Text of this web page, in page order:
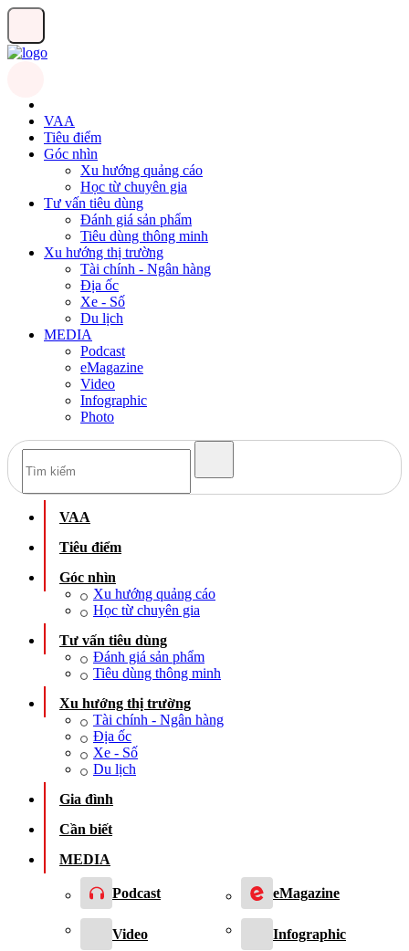
VAA
Tiêu điểm
Góc nhìn
Xu hướng quảng cáo
Học từ chuyên gia
Tư vấn tiêu dùng
Đánh giá sản phẩm
Tiêu dùng thông minh
Xu hướng thị trường
Tài chính - Ngân hàng
Địa ốc
Xe - Số
Du lịch
MEDIA
Podcast
eMagazine
Video
Infographic
Photo
VAA
Tiêu điểm
Góc nhìn
Xu hướng quảng cáo
Học từ chuyên gia
Tư vấn tiêu dùng
Đánh giá sản phẩm
Tiêu dùng thông minh
Xu hướng thị trường
Tài chính - Ngân hàng
Địa ốc
Xe - Số
Du lịch
Gia đình
Cần biết
MEDIA
Podcast eMagazine
Video Infographic